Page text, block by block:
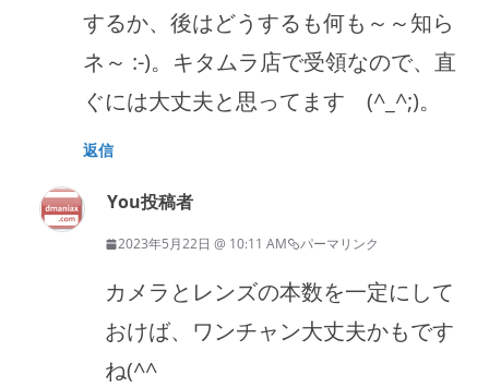
するか、後はどうするも何も～～知ら
ネ～ :-)。キタムラ店で受領なので、直
ぐには大丈夫と思ってます (^_^;)。
返信
You投稿者
2023年5月22日 @ 10:11 AM パーマリンク
カメラとレンズの本数を一定にして
おけば、ワンチャン大丈夫かもです
ね(^^